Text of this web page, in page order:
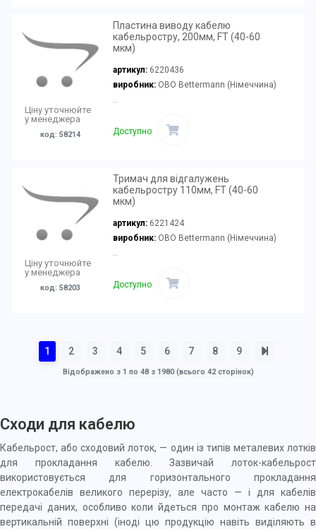
Ціну уточнюйте
у менеджера
код: 58214
Пластина виводу кабелю
кабельростру, 200мм, FT (40-60
мкм)
артикул: 6220436
виробник:OBO Bettermann (Німеччина)
..
Доступно
Ціну уточнюйте
у менеджера
код: 58203
Тримач для відгалужень
кабельростру 110мм, FT (40-60
мкм)
артикул: 6221424
виробник:OBO Bettermann (Німеччина)
..
Доступно
1 2 3 4 5 6 7 8 9
Відображено з 1 по 48 з 1980 (всього 42 сторінок)
Сходи для кабелю
Кабельрост, або сходовий лоток, — один із типів металевих лотків
для прокладання кабелю . Зазвичай лоток-кабельрост
використовується для горизонтального прокладання
електрокабелів великого перерізу, але часто — і для кабелів
передачі даних, особливо коли йдеться про монтаж кабелю на
вертикальній поверхні (іноді цю продукцію навіть виділяють в